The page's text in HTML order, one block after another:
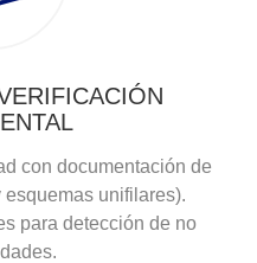
con documentación de
unifilares).
para detección de no